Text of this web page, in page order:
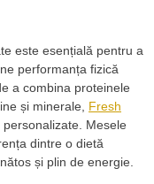
este esențială pentru a
performanța fizică
a combina proteinele
și minerale, Fresh
Mesele
dintre o dietă
și plin de energie.